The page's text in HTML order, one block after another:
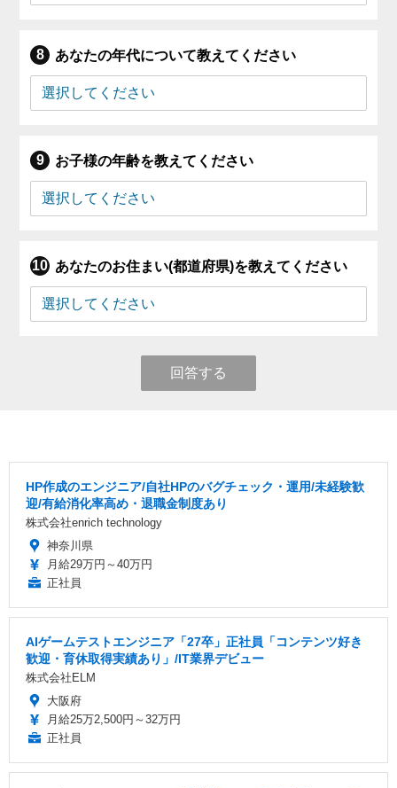
あなたの年代について教えてください
お子様の年齢を教えてください
あなたのお住まい(都道府県)を教えてください
回答する
HP作成のエンジニア/自社HPのバグチェック・運用/未経験歓
迎/有給消化率高め・退職金制度あり
株式会社enrich technology
神奈川県
月給29万円～40万円
正社員
AIゲームテストエンジニア「27卒」正社員「コンテンツ好き
歓迎・育休取得実績あり」/IT業界デビュー
株式会社ELM
大阪府
月給25万2,500円～32万円
正社員